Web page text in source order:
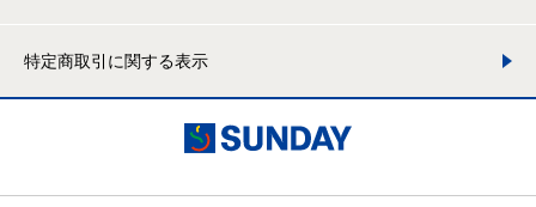
特定商取引に関する表示